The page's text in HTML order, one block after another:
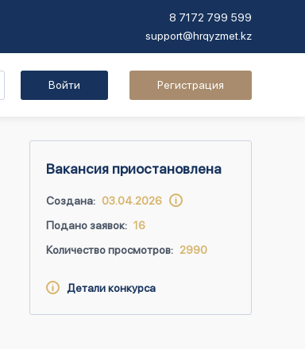
8 7172 799 599
support@hrqyzmet.kz
Войти Регистрация
Вакансия приостановлена
Создана: 03.04.2026
Подано заявок: 16
Количество просмотров: 2990
Детали конкурса